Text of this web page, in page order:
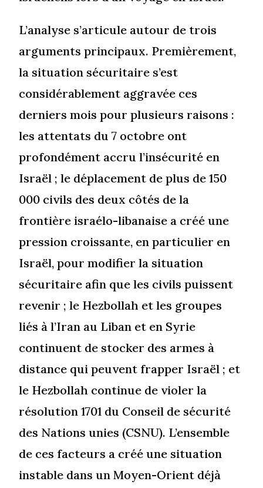
L’analyse s’articule autour de trois
arguments principaux. Premièrement,
la situation sécuritaire s’est
considérablement aggravée ces
derniers mois pour plusieurs raisons :
les attentats du 7 octobre ont
profondément accru l’insécurité en
Israël ; le déplacement de plus de 150
000 civils des deux côtés de la
frontière israélo-libanaise a créé une
pression croissante, en particulier en
Israël, pour modifier la situation
sécuritaire afin que les civils puissent
revenir ; le Hezbollah et les groupes
liés à l’Iran au Liban et en Syrie
continuent de stocker des armes à
distance qui peuvent frapper Israël ; et
le Hezbollah continue de violer la
résolution 1701 du Conseil de sécurité
des Nations unies (CSNU). L’ensemble
de ces facteurs a créé une situation
instable dans un Moyen-Orient déjà